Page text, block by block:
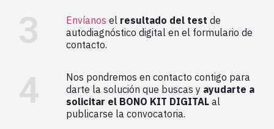
3 Envíanos el resultado del test de
autodiagnóstico digital en el formulario de
contacto.
4
Nos pondremos en contacto contigo para
darte la solución que buscas y ayudarte a
solicitar el BONO KIT DIGITALal
publicarse la convocatoria.